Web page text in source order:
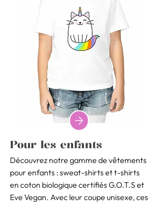
Pour les enfants
Découvrez notre gamme de vêtements
pour enfants : sweat-shirts et t-shirts
en coton biologique certifiés G.O.T.S et
Eve Vegan. Avec leur coupe unisexe, ces